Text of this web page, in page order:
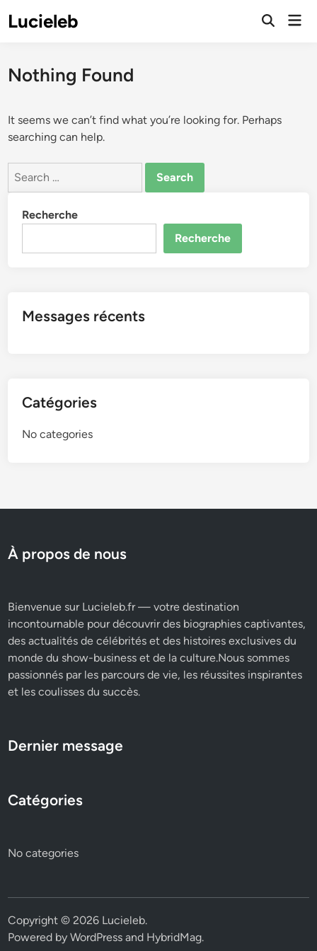
toLucieleb
Open
Nothing Found
It seems we can’t find what you’re looking for. Perhaps
searching can help.
Search
Recherche
Recherche
Messages récents
Catégories
No categories
À propos de nous
Bienvenue sur Lucieleb.fr — votre destination
incontournable pour découvrir des biographies captivantes,
des actualités de célébrités et des histoires exclusives du
monde du show-business et de la culture.Nous sommes
passionnés par les parcours de vie, les réussites inspirantes
et les coulisses du succès.
Dernier message
Catégories
No categories
Copyright © 2026 Lucieleb.
Powered byWordPress and HybridMag.